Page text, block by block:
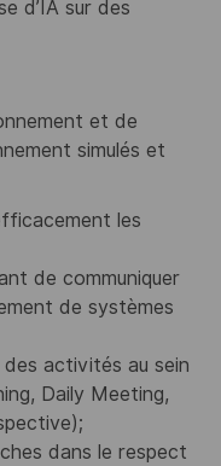
d’IA sur des
et de
simulés et
les
de communiquer
de systèmes
activités au sein
Daily Meeting,
dans le respect